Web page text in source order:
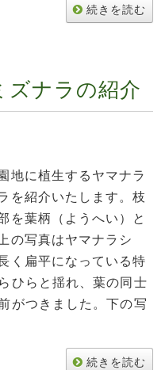
続きを読む
ナラの紹介
地に植生するヤマナラ
を紹介いたします。枝
を葉柄（ようへい）と
の写真はヤマナラシ
く扁平になっている特
ひらと揺れ、葉の同士
がつきました。下の写
続きを読む